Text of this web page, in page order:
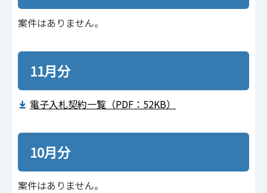
案件はありません。
11月分
電子入札契約一覧（PDF：52KB）
10月分
案件はありません。